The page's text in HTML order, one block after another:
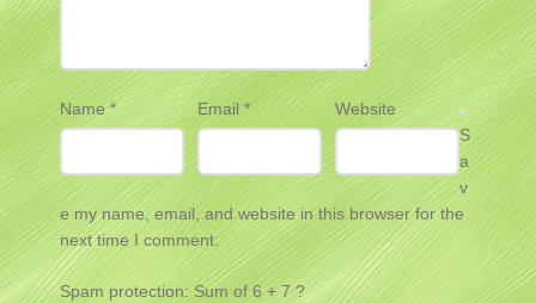
Name* Email *
Website
S
a
v
e my name, email, and website in this browser for the
next time I comment.
Spam protection: Sum of 6 + 7 ?